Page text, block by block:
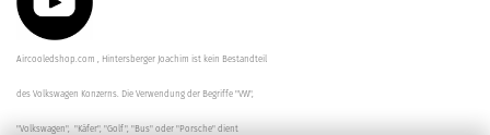
Aircooledshop.com , Hintersberger Joachim ist kein Bestandteil
des Volkswagen Konzerns. Die Verwendung der Begriffe "VW",
"Volkswagen", "Käfer", "Golf", "Bus" oder "Porsche" dient